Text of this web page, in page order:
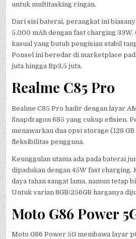
untuk multitasking ringan.
Dari sisi baterai, perangkat ini
5.000 mAh dengan fast charging
kasual yang butuh pengisian stabil
Ponsel ini beredar di marketplace
juta hingga Rp3,5 juta.
Realme C85 Pro
Realme C85 Pro hadir dengan layar
Snapdragon 685 yang cukup efisien.
menawarkan dua opsi storage (128 GB
fleksibilitas pengguna.
Keunggulan utama ada pada baterai
dipadukan dengan 45W fast charging.
daya tahan sangat lama, namun tetap
Untuk varian 8GB/256GB harganya
Moto G86 Power
Moto G86 Power 5G membawa layar